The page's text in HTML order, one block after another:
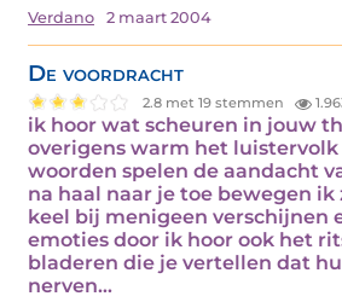
Verdano 2 maart 2004
De voordracht
2.8 met 19 stemmen
ik hoor wat scheuren in jouw
overigens warm het
woorden spelen de aandacht
na haal naar je toe bewegen ik
keel bij menigeen verschijnen
emoties door ik hoor ook het
bladeren die je vertellen dat
nerven…